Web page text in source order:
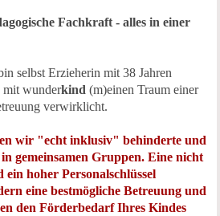
Fachkraft - alles in einer
selbst Erzieherin mit 38 Jahren
mit wunderkind (m)einen Traum einer
verwirklicht.
wir "echt inklusiv" behinderte und
gemeinsamen Gruppen. Eine nicht
hoher Personalschlüssel
eine bestmögliche Betreuung und
den Förderbedarf Ihres Kindes